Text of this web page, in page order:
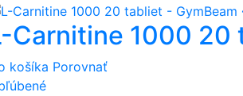
Carnitine 1000 20
košíka Porovnať